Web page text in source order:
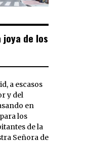
joya de los
y del
en
los
de la
Señora de